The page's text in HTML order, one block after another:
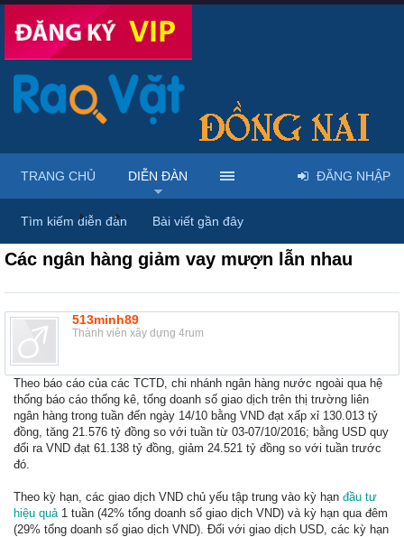
Diễn đàn ... Mỹ phẩm & spa làm đẹp tại Đồng Nai
Các ngân hàng giảm vay mượn lẫn nhau
513minh89
Thành viên xây dựng 4rum
Theo báo cáo của các TCTD, chi nhánh ngân hàng nước ngoài qua hệ
thống báo cáo thống kê, tổng doanh số giao dịch trên thị trường liên
ngân hàng trong tuần đến ngày 14/10 bằng VND đạt xấp xỉ 130.013 tỷ
đồng, tăng 21.576 tỷ đồng so với tuần từ 03-07/10/2016; bằng USD quy
đổi ra VND đạt 61.138 tỷ đồng, giảm 24.521 tỷ đồng so với tuần trước
đó.
Theo kỳ hạn, các giao dịch VND chủ yếu tập trung vào kỳ hạn đầu tư
hiệu quả1 tuần (42% tổng doanh số giao dịch VND) và kỳ hạn qua đêm
(29% tổng doanh số giao dịch VND). Đối với giao dịch USD, các kỳ hạn
TRANG CHỦ DIỄN ĐÀN
Tìm kiếm diễn đàn Bài viết gần đây
ĐĂNG NHẬP